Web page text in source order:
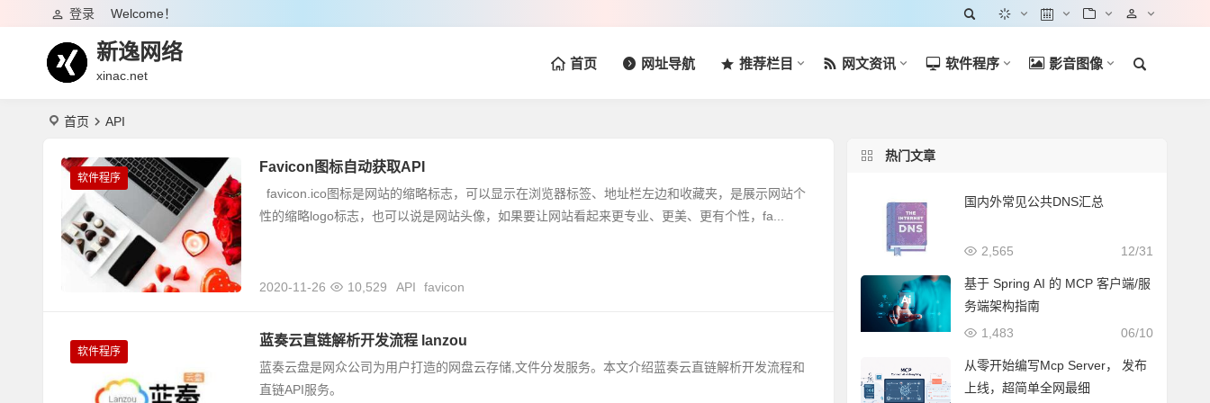
Welcome！
登录
新逸网络
xinac.net
首页 网址导航 推荐栏目 网文资讯 软件程序 影音图像
首页 API
软件程序
Favicon图标自动获取API
favicon.ico图标是网站的缩略标志，可以显示在浏览器标签、地址栏左边和收藏夹，是展示网站个
性的缩略logo标志，也可以说是网站头像，如果要让网站看起来更专业、更美、更有个性，fa...
2020-11-26 10,529 API favicon
软件程序
蓝奏云直链解析开发流程 lanzou
蓝奏云盘是网众公司为用户打造的网盘云存储,文件分发服务。本文介绍蓝奏云直链解析开发流程和
直链API服务。
热门文章
国内外常见公共DNS汇总
12/31
2,565
基于 Spring AI 的 MCP 客户端/服
务端架构指南
06/10
1,483
从零开始编写Mcp Server， 发布
上线，超简单全网最细